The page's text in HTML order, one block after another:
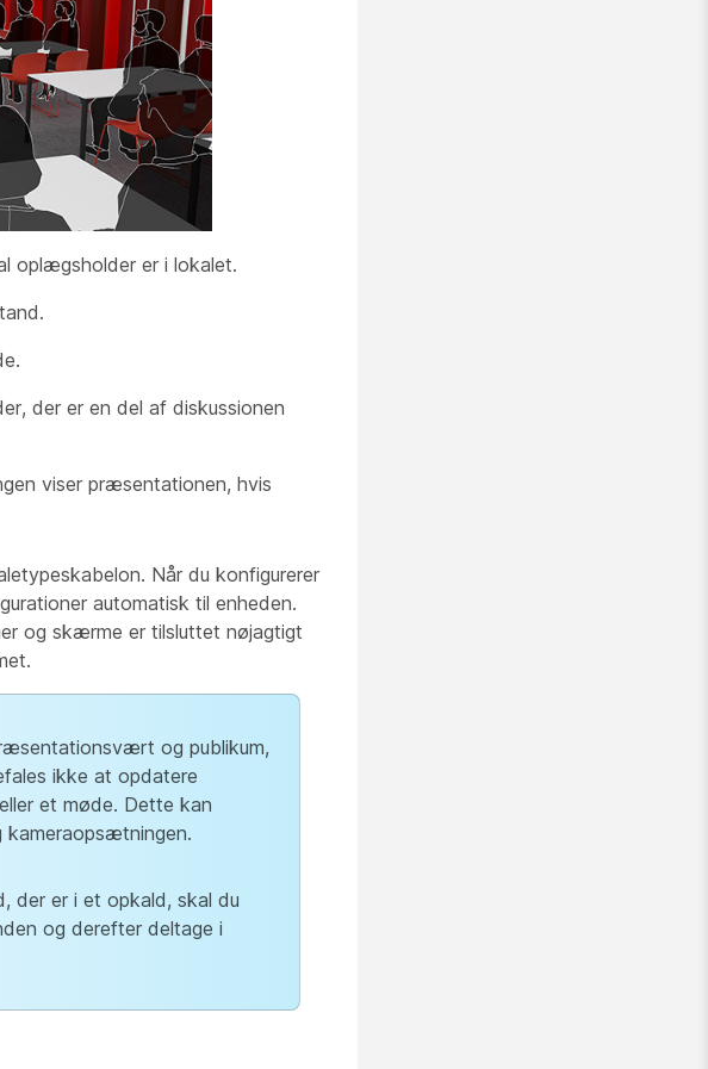
oplægsholder er i lokalet.
der er en del af diskussionen
viser præsentationen, hvis
Når du konfigurerer
automatisk til enheden.
og skærme er tilsluttet nøjagtigt
og publikum,
ikke at opdatere
et møde. Dette kan
kameraopsætningen.
der er i et opkald, skal du
og derefter deltage i